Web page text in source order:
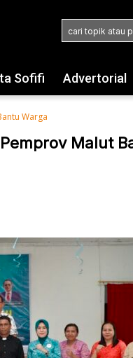
cari topik atau
Sofifi Advertorial
Warga
Malut